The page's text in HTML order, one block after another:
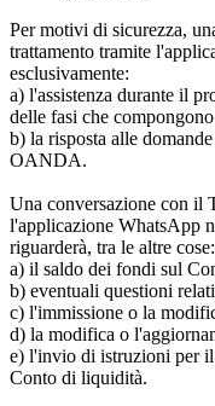
Per motivi di sicurezza,
trattamento tramite
esclusivamente:
a) l'assistenza durante il
delle fasi che
b) la risposta alle
OANDA.
Una conversazione con il
l'applicazione WhatsApp
riguarderà, tra le altre cose:
a) il saldo dei fondi sul
b) eventuali questioni
c) l'immissione o la
d) la modifica o
e) l'invio di istruzioni per
Conto di liquidità.